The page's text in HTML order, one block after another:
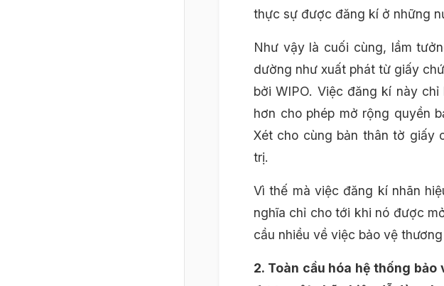
thực sự được đăng kí ở những
Như vậy là cuối cùng, lầm
dường như xuất phát từ giấy
bởi WIPO. Việc đăng kí này
hơn cho phép mở rộng quyền
Xét cho cùng bản thân tờ giấy
trị.
Vì thế mà việc đăng kí nhãn
nghĩa chỉ cho tới khi nó được
cầu nhiều về việc bảo vệ
2. Toàn cầu hóa hệ thống